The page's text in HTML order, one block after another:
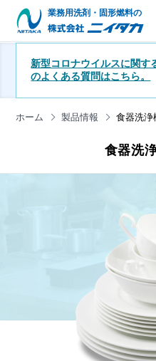
業務用洗剤・固形燃料の
新型コロナウイルスに関す
のよくある質問はこちら。
ホーム 製品情報 食器洗浄
食器洗